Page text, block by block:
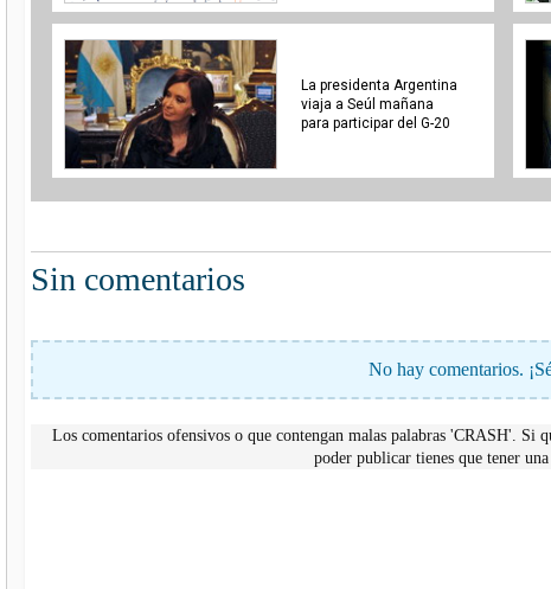
La presidenta Argentina
viaja a Seúl mañana
para participar del G-20
Sin comentarios
No hay comentarios.
Los comentarios ofensivos o que contengan malas palabras 'CRASH'.
poder publicar tienes que tener